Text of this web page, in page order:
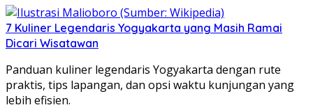
7 Kuliner Legendaris Yogyakarta yang Masih Ramai
Dicari Wisatawan
Panduan kuliner legendaris Yogyakarta dengan rute
praktis, tips lapangan, dan opsi waktu kunjungan yang
lebih efisien.